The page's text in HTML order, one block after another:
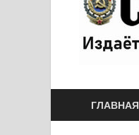
ГЛАВНАЯ